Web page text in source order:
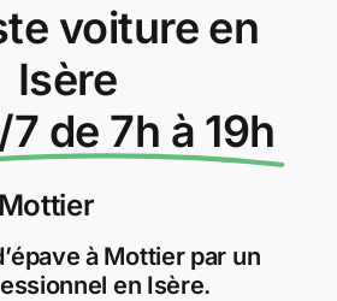
voiture en
Isère
de 7h à 19h
à Mottier par un
en Isère.